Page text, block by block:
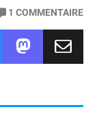
1 COMMENTAIRE